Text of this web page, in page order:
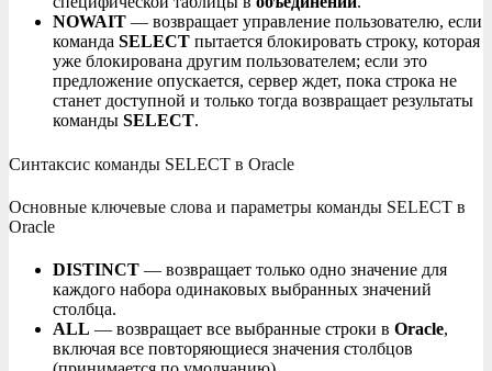
NOWAIT — возвращает управление пользователю, если
команда SELECT пытается блокировать строку, которая
уже блокирована другим пользователем; если это
предложение опускается, сервер ждет, пока строка не
станет доступной и только тогда возвращает результаты
команды SELECT.
Синтаксис команды SELECT в Oracle
Основные ключевые слова и параметры команды SELECT в
Oracle
DISTINCT — возвращает только одно значение для
каждого набора одинаковых выбранных значений
столбца.
ALL — возвращает все выбранные строки в Oracle,
включая все повторяющиеся значения столбцов